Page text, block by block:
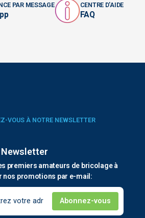
PAR MESSAGE CENTRE D'AIDE
FAQ
VOUS À NOTRE NEWSLETTER
premiers amateurs de bricolage à
nos promotions par e-mail: